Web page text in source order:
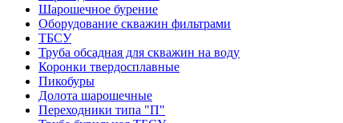
Шарошечное бурение
Оборудование скважин фильтрами
ТБСУ
Труба обсадная для скважин на воду
Коронки твердосплавные
Пикобуры
Долота шарошечные
Переходники типа "П"